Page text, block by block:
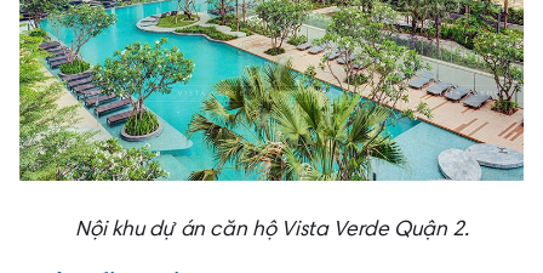
Nội khu dự án căn hộ Vista Verde Quận 2.